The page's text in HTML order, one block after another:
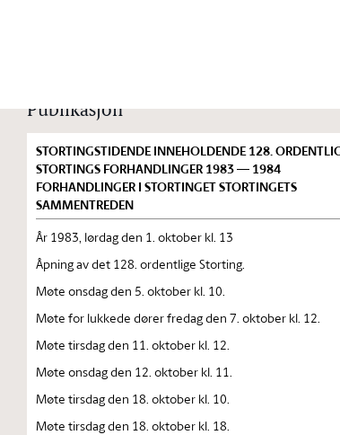
Publikasjon
STORTINGSTIDENDE INNEHOLDENDE 128.
STORTINGS FORHANDLINGER 1983 — 1984
FORHANDLINGER I STORTINGET STORTINGETS
SAMMENTREDEN
År 1983, lørdag den 1. oktober kl. 13
Åpning av det 128. ordentlige Storting.
Møte onsdag den 5. oktober kl. 10.
Møte for lukkede dører fredag den 7. oktober kl. 12.
Møte tirsdag den 11. oktober kl. 12.
Møte onsdag den 12. oktober kl. 11.
Møte tirsdag den 18. oktober kl. 10.
Møte tirsdag den 18. oktober kl. 18.